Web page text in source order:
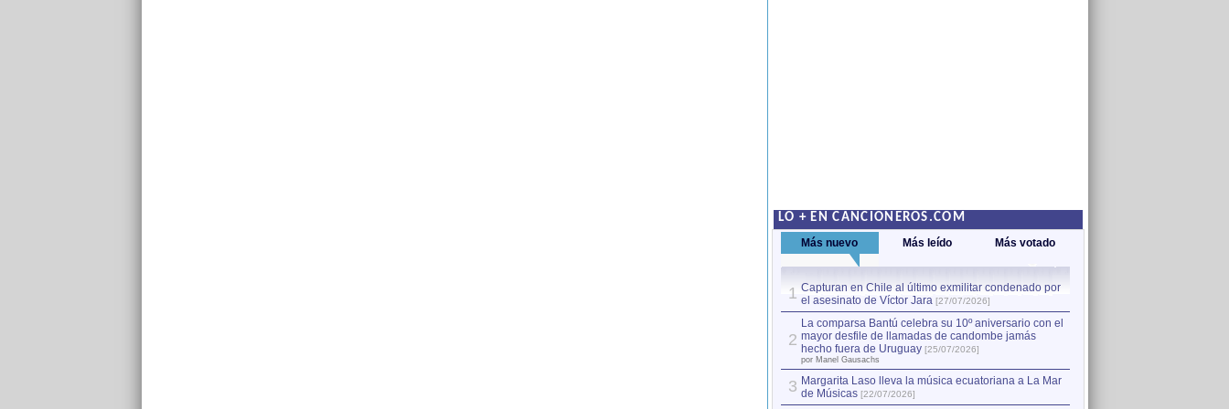
LO + EN CANCIONEROS.COM
Más nuevo Más leído Más votado
1 Capturan en Chile al último exmilitar condenado por
el asesinato de Víctor Jara [27/07/2026]
2
La comparsa Bantú celebra su 10º aniversario con el
mayor desfile de llamadas de candombe jamás
hecho fuera de Uruguay [25/07/2026]
por Manel Gausachs
3 Margarita Laso lleva la música ecuatoriana a La Mar
de Músicas [22/07/2026]